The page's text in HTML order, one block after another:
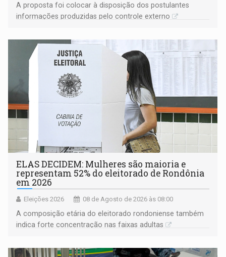
A proposta foi colocar à disposição dos postulantes
informações produzidas pelo controle externo
ELAS DECIDEM: Mulheres são maioria e
representam 52% do eleitorado de Rondônia
em 2026
Eleições 2026 08 de Agosto de 2026 às 08:00
A composição etária do eleitorado rondoniense também
indica forte concentração nas faixas adultas